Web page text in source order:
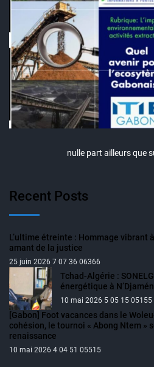
nulle part ailleurs que
Recent Posts
L’ultime étreinte : Hommage vibrant
amant de la justice
25 juin 2026 7 07 36 06366
Tchad-Algérie :
énergétique à
10 mai 2026 5 05 15 05155
[Gabon] Foot vacances dans le
cohésion, le tournoi « Abong Ntem »
renaissance
10 mai 2026 4 04 51 05515